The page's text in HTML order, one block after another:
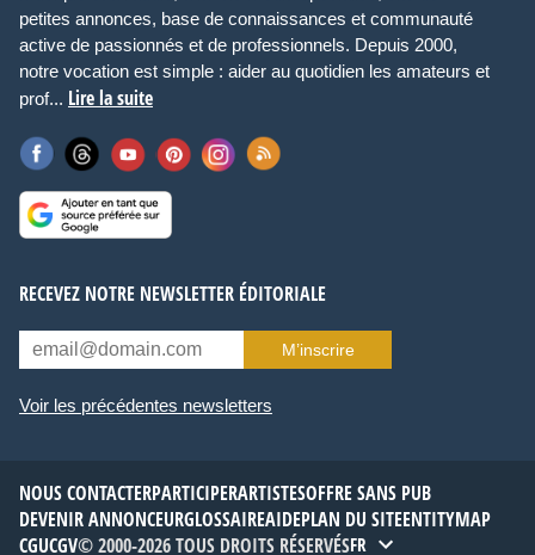
petites annonces, base de connaissances et communauté
active de passionnés et de professionnels. Depuis 2000,
notre vocation est simple : aider au quotidien les amateurs et
prof... Lire la suite
RECEVEZ NOTRE NEWSLETTER ÉDITORIALE
M’inscrire
Voir les précédentes newsletters
NOUS CONTACTERPARTICIPERARTISTESOFFRE SANS PUB
DEVENIR ANNONCEURGLOSSAIREAIDEPLAN DU SITEENTITYMAP
CGUCGV© 2000-2026 TOUS DROITS RÉSERVÉSFR